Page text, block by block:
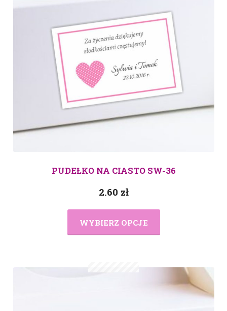
PUDEŁKO NA CIASTO SW-36
2.60 zł
WYBIERZ OPCJE